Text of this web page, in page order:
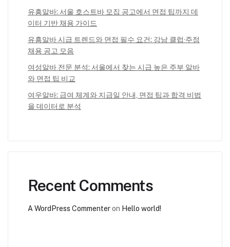
유흥알바: 서울 호스트바 모집 공고에서 면접 팁까지 데
이터 기반 채용 가이드
유흥알바 시급 트렌드와 면접 필수 요건: 강남 클럽·주점
채용 공고 모음
여성알바 전문 분석: 서울에서 찾는 시급 높은 주부 알바
와 면접 팁 비교
여우알바: 급여 체계와 지급일 안내, 면접 팁과 합격 비법
을 데이터로 분석
Recent Comments
A WordPress Commenteron Hello world!